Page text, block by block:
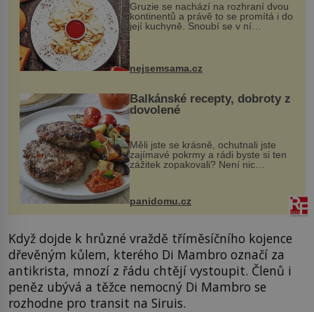
Gruzie se nachází na rozhraní dvou
kontinentů a právě to se promítá i do
její kuchyně. Snoubí se v ní
evropské a asijské chutě a díky tomu
pokrmy, které rozhodně st...
nejsemsama.cz
Balkánské recepty, dobroty z
dovolené
Měli jste se krásně, ochutnali jste
zajímavé pokrmy a rádi byste si ten
zážitek zopakovali? Není nic
snazšího. Pljeskavica (10 porcí)
Možná jste ji ochutnali na dovolené v
panidomu.cz
Když dojde k hrůzné vraždě tříměsíčního kojence
dřevěným kůlem, kterého Di Mambro označí za
antikrista, mnozí z řádu chtějí vystoupit. Členů i
peněz ubývá a těžce nemocný Di Mambro se
rozhodne pro transit na Siruis.